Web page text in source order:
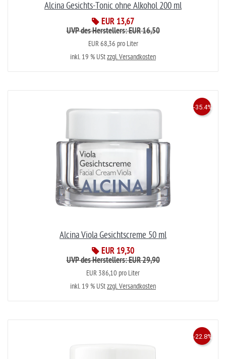
Alcina Gesichts-Tonic ohne Alkohol 200 ml
EUR 13,67
UVP des Herstellers: EUR 16,50
EUR 68,36 pro Liter
inkl. 19 % UStzzgl. Versandkosten
Alcina Viola Gesichtscreme 50 ml
EUR 19,30
-35.4%
UVP des Herstellers: EUR 29,90
EUR 386,10 pro Liter
inkl. 19 % UStzzgl. Versandkosten
-22.8%